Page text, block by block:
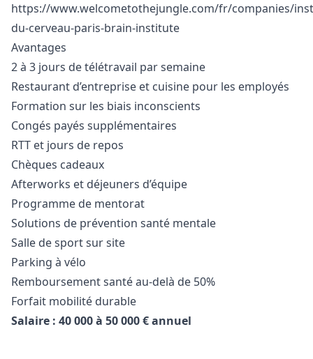
https://www.welcometothejungle.com/fr/companies/
du-cerveau-paris-brain-institute
Avantages
2 à 3 jours de télétravail par semaine
Restaurant d’entreprise et cuisine pour les employés
Formation sur les biais inconscients
Congés payés supplémentaires
RTT et jours de repos
Chèques cadeaux
Afterworks et déjeuners d’équipe
Programme de mentorat
Solutions de prévention santé mentale
Salle de sport sur site
Parking à vélo
Remboursement santé au-delà de 50%
Forfait mobilité durable
Salaire : 40 000 à 50 000 € annuel